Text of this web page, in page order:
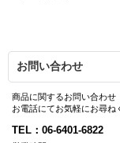
お問い合わせ
商品に関するお問い合わせ
お電話にてお気軽にお尋ね
TEL：06-6401-6822